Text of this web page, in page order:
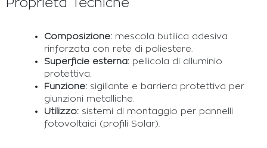
Proprietà Tecniche
Composizione:mescola butilica adesiva
rinforzata con rete di poliestere.
Superficie esterna:pellicola di alluminio
protettiva.
Funzione:sigillante e barriera protettiva per
giunzioni metalliche.
Utilizzo:sistemi di montaggio per pannelli
fotovoltaici (profili Solar).